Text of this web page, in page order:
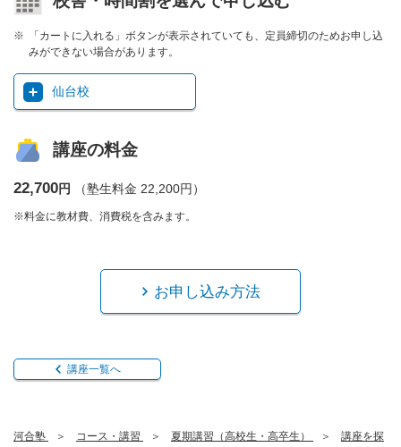
「カートに入れる」ボタンが表示されていても、定員締切のためお申し込
みができない場合があります。
仙台校
講座の料金
22,700円 （塾生料金 22,200円）
※料金に教材費、消費税を含みます。
お申し込み方法
講座一覧へ
河合塾 コース・講習 夏期講習（高校生・高卒生）
講座を探